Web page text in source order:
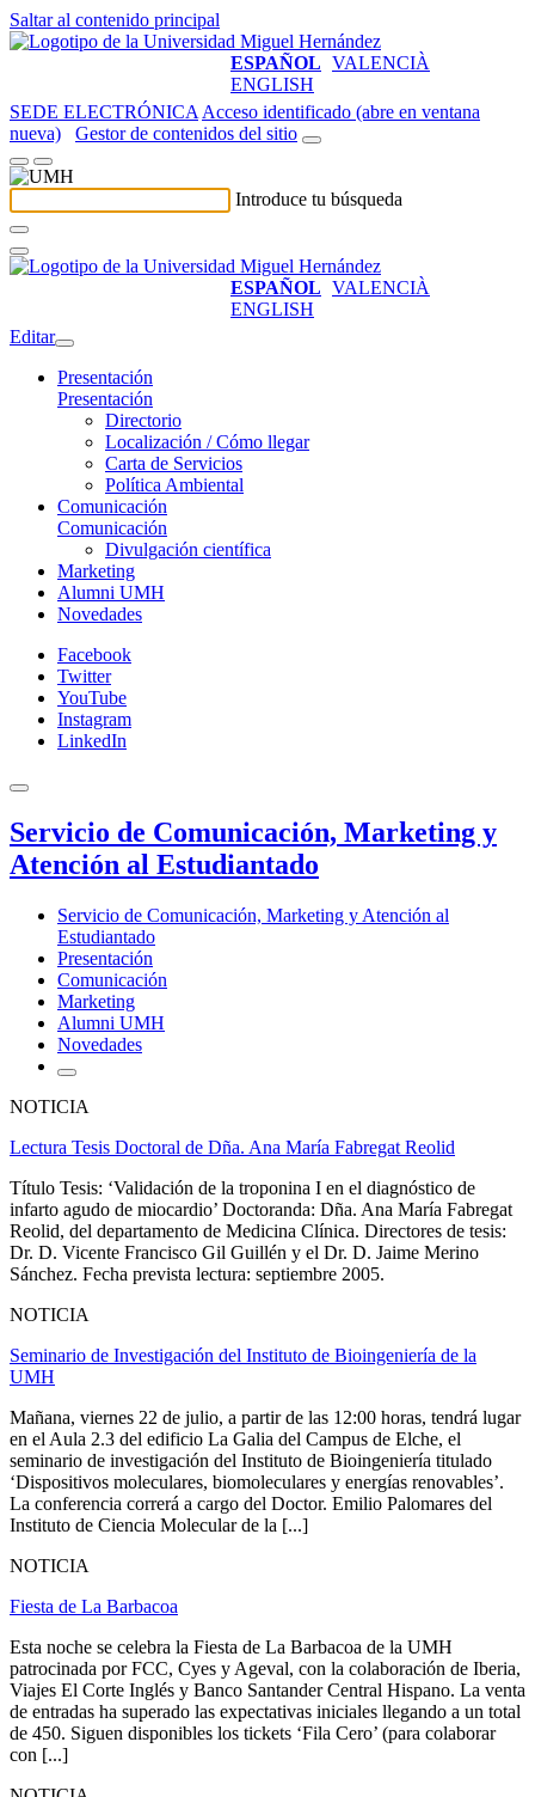
Saltar al contenido principal
ESPAÑOL VALENCIÀ
ENGLISH
SEDE ELECTRÓNICA Acceso identificado (abre en ventana
nueva)
Gestor de contenidos del sitio
Introduce tu búsqueda
ESPAÑOL VALENCIÀ
ENGLISH
Editar
Presentación
Presentación
Directorio
Localización / Cómo llegar
Carta de Servicios
Política Ambiental
Comunicación
Comunicación
Divulgación científica
Marketing
Alumni UMH
Novedades
Facebook
Twitter
YouTube
Instagram
LinkedIn
Servicio de Comunicación, Marketing y
Atención al Estudiantado
Servicio de Comunicación, Marketing y Atención al
Estudiantado
Presentación
Comunicación
Marketing
Alumni UMH
Novedades
NOTICIA
Lectura Tesis Doctoral de Dña. Ana María Fabregat Reolid
Título Tesis: ‘Validación de la troponina I en el diagnóstico de
infarto agudo de miocardio’ Doctoranda: Dña. Ana María Fabregat
Reolid, del departamento de Medicina Clínica. Directores de tesis:
Dr. D. Vicente Francisco Gil Guillén y el Dr. D. Jaime Merino
Sánchez. Fecha prevista lectura: septiembre 2005.
NOTICIA
Seminario de Investigación del Instituto de Bioingeniería de la
UMH
Mañana, viernes 22 de julio, a partir de las 12:00 horas, tendrá lugar
en el Aula 2.3 del edificio La Galia del Campus de Elche, el
seminario de investigación del Instituto de Bioingeniería titulado
‘Dispositivos moleculares, biomoleculares y energías renovables’.
La conferencia correrá a cargo del Doctor. Emilio Palomares del
Instituto de Ciencia Molecular de la [...]
NOTICIA
Fiesta de La Barbacoa
Esta noche se celebra la Fiesta de La Barbacoa de la UMH
patrocinada por FCC, Cyes y Ageval, con la colaboración de Iberia,
Viajes El Corte Inglés y Banco Santander Central Hispano. La venta
de entradas ha superado las expectativas iniciales llegando a un total
de 450. Siguen disponibles los tickets ‘Fila Cero’ (para colaborar
con [...]